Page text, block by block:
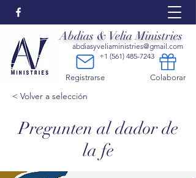
Abdias & Velia Ministries
abdiasyveliaministries@gmail.com
+1 (561) 485-7243
Colaborar
Registrarse
Colaborar:
< Volver a selección
Pregunten al dador de
la fe